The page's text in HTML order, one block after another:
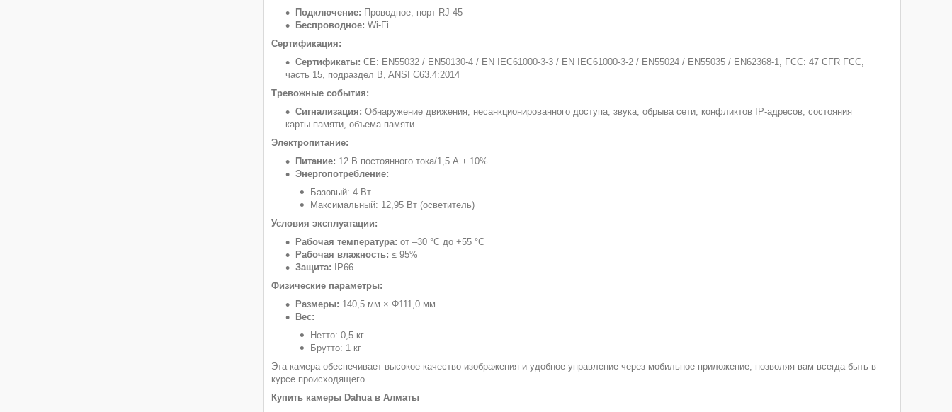
Подключение: Проводное, порт RJ-45
Беспроводное: Wi-Fi
Сертификация:
Сертификаты: CE: EN55032 / EN50130-4 / EN IEC61000-3-3 / EN IEC61000-3-2 / EN55024 / EN55035 / EN62368-1, FCC: 47 CFR FCC,
часть 15, подраздел B, ANSI C63.4:2014
Тревожные события:
Сигнализация: Обнаружение движения, несанкционированного доступа, звука, обрыва сети, конфликтов IP-адресов, состояния
карты памяти, объема памяти
Электропитание:
Питание: 12 В постоянного тока/1,5 А ± 10%
Энергопотребление:
Базовый: 4 Вт
Максимальный: 12,95 Вт (осветитель)
Условия эксплуатации:
Рабочая температура: от –30 °C до +55 °C
Рабочая влажность: ≤ 95%
Защита: IP66
Физические параметры:
Размеры: 140,5 мм × Φ111,0 мм
Вес:
Нетто: 0,5 кг
Брутто: 1 кг
Эта камера обеспечивает высокое качество изображения и удобное управление через мобильное приложение, позволяя вам всегда быть в
курсе происходящего.
Купить камеры Dahua в Алматы